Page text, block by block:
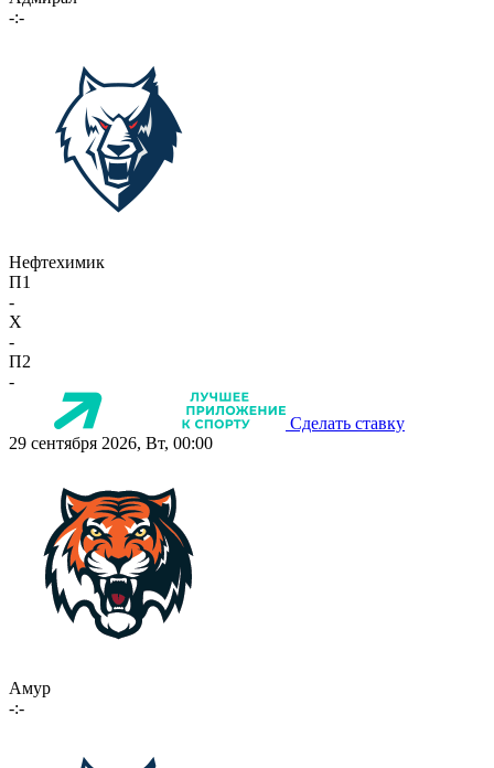
-:-
Нефтехимик
П1
-
X
-
П2
-
Сделать ставку
29 сентября 2026, Вт, 00:00
Амур
-:-